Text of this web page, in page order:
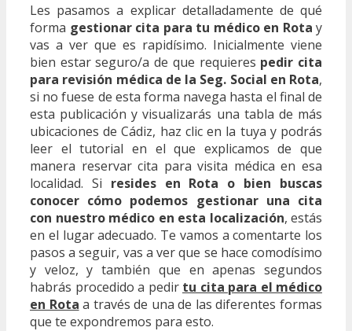
Les pasamos a explicar detalladamente de qué
forma gestionar cita para tu médico en Rota y
vas a ver que es rapidísimo. Inicialmente viene
bien estar seguro/a de que requieres pedir cita
para revisión médica de la Seg. Social en Rota,
si no fuese de esta forma navega hasta el final de
esta publicación y visualizarás una tabla de más
ubicaciones de Cádiz, haz clic en la tuya y podrás
leer el tutorial en el que explicamos de que
manera reservar cita para visita médica en esa
localidad. Si resides en Rota o bien buscas
conocer cómo podemos gestionar una cita
con nuestro médico en esta localización, estás
en el lugar adecuado. Te vamos a comentarte los
pasos a seguir, vas a ver que se hace comodísimo
y veloz, y también que en apenas segundos
habrás procedido a pedir tu cita para el médico
en Rota a través de una de las diferentes formas
que te expondremos para esto.